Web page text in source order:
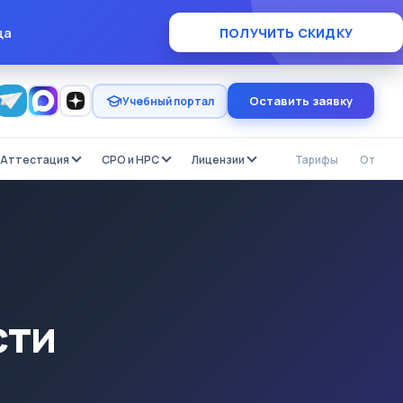
ПОЛУЧИТЬ СКИДКУ
Учебный портал Оставить заявку
Аттестация СРО и НРС Лицензии Тарифы